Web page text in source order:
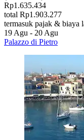
Rp1.635.434
total Rp1.903.277
termasuk pajak & biaya
19 Agu - 20 Agu
Palazzo di Pietro